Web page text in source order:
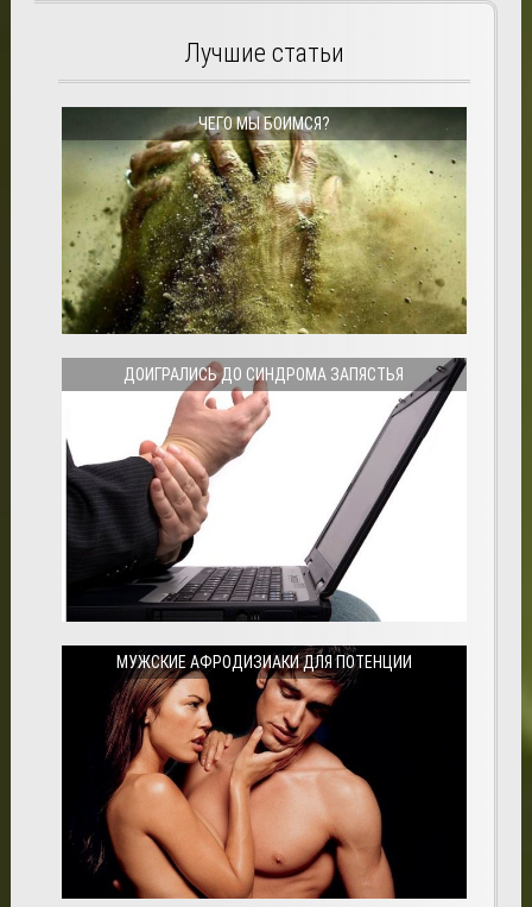
Лучшие статьи
ЧЕГО МЫ БОИМСЯ?
ДОИГРАЛИСЬ ДО СИНДРОМА ЗАПЯСТЬЯ
МУЖСКИЕ АФРОДИЗИАКИ ДЛЯ ПОТЕНЦИИ